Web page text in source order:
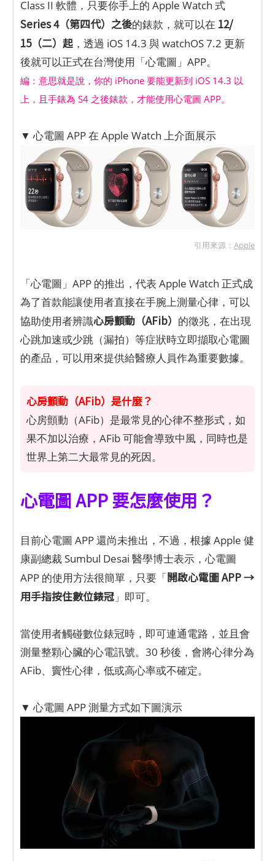
Class II 軟體，只要你手上的 Apple Watch 式
Series 4（第四代）之後的錶款，就可以在 12/
15（二）起 ，透過 iOS 14.3 與 watchOS 7.2 更新
後就可以正式在台灣使用「心電圖」APP。
編：意思就是說，你的 iPhone 要能更新到 iOS 14.3 以
上，且手錶為 S4 之後錶款，才能使用心電圖 APP。
▼ 心電圖 APP 在 Apple Watch 上介面展示
引用來源： Apple
「心電圖」APP 的推出，代表 Apple Watch 正式成
為了首款能讓使用者直接在手腕上測量心律，可以
協助使用者辨識心房顫動（AFib） 的徵兆，在出現
心跳加速或少跳（漏拍）等症狀時立即擷取心電圖
的產品，可以用來提供給醫療人員作為重要數據。
心房顫動（AFib）是什麼？
心房顫動（AFib）是最常見的心律不整形式，如
果不加以治療，AFib 可能會導致中風，同時也是
世界上第二大最常見的死因。
心電圖 APP 要怎麼使用？
目前心電圖 APP 還尚未推出，不過，根據 Apple 健
康副總裁 Sumbul Desai 醫學博士表示，心電圖
APP 的使用方法很簡單，只要「開啟心電圖 APP →
用手指按住數位錶冠 」即可。
當使用者觸碰數位錶冠時，即可連通電路，並且會
測量整顆心臟的心電訊號。30 秒後，會將心律分為
AFib、竇性心律，低或高心率或不確定。
▼ 心電圖 APP 測量方式如下圖演示